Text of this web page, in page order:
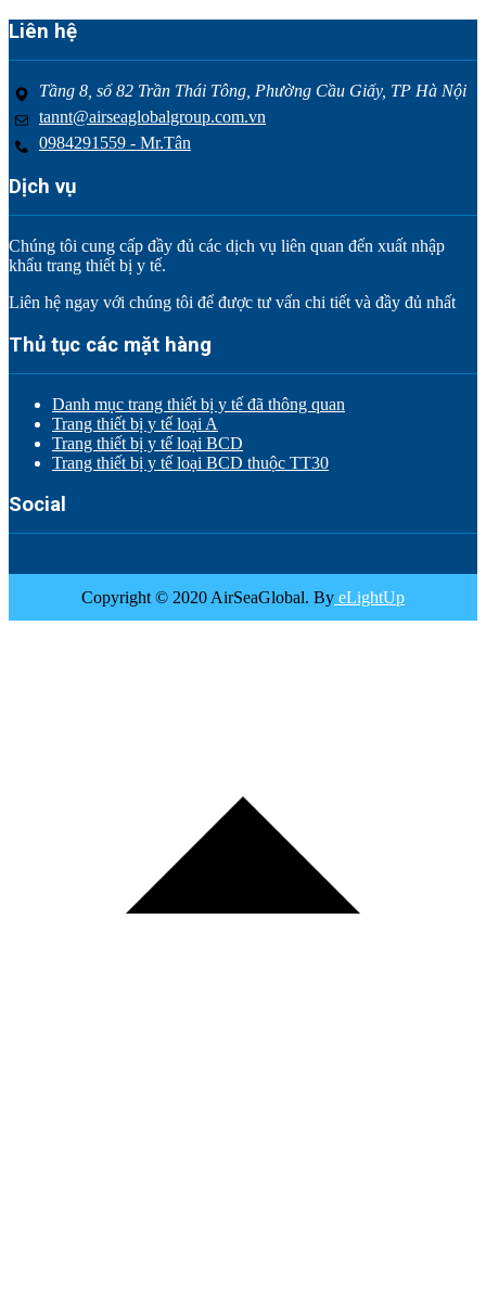
Liên hệ
Tầng 8, số 82 Trần Thái Tông, Phường Cầu Giấy, TP Hà Nội
tannt@airseaglobalgroup.com.vn
0984291559 - Mr.Tân
Dịch vụ
Chúng tôi cung cấp đầy đủ các dịch vụ liên quan đến xuất nhập
khẩu trang thiết bị y tế.
Liên hệ ngay với chúng tôi để được tư vấn chi tiết và đầy đủ nhất
Thủ tục các mặt hàng
Danh mục trang thiết bị y tế đã thông quan
Trang thiết bị y tế loại A
Trang thiết bị y tế loại BCD
Trang thiết bị y tế loại BCD thuộc TT30
Social
Copyright © 2020 AirSeaGlobal. By eLightUp